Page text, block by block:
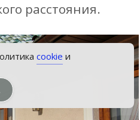
расстояния.
cookie и